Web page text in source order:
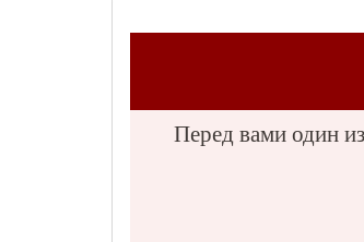
Перед вами один